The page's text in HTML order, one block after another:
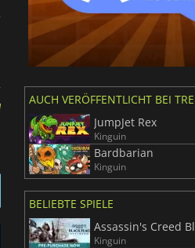
AUCH VERÖFFENTLICHT BEI
JumpJet Rex
Kinguin
Bardbarian
Kinguin
BELIEBTE SPIELE
Kinguin